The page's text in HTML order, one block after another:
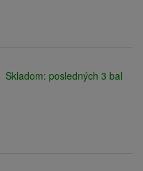
Skladom: posledných 3 bal